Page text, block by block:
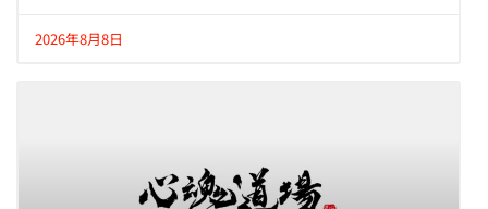
2026年8月8日